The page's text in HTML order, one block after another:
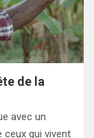
de la
avec un
ceux qui vivent